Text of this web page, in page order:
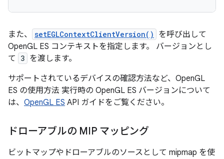
また、 setEGLContextClientVersion()
を呼び出して
OpenGL ES コンテキストを指定します。 バージョンとし
て
3 を渡します。
サポートされているデバイスの確認方法など、OpenGL
ES の使用方法 実行時の OpenGL ES バージョンについて
は、 OpenGL ES API ガイドをご覧ください。
ドローアブルの MIP マッピング
ビットマップやドローアブルのソースとして mipmap を使